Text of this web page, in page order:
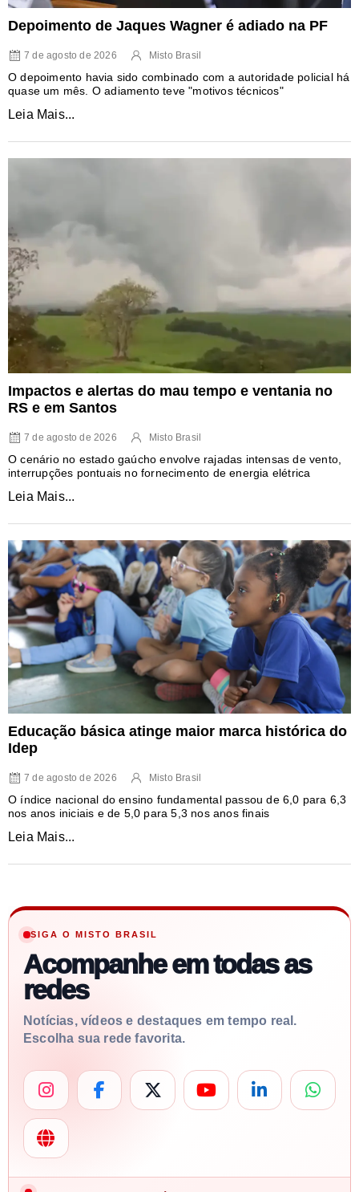
Depoimento de Jaques Wagner é adiado na PF
7 de agosto de 2026 Misto Brasil
O depoimento havia sido combinado com a autoridade policial há
quase um mês. O adiamento teve "motivos técnicos"
Leia Mais...
Impactos e alertas do mau tempo e ventania no
RS e em Santos
7 de agosto de 2026 Misto Brasil
O cenário no estado gaúcho envolve rajadas intensas de vento,
interrupções pontuais no fornecimento de energia elétrica
Leia Mais...
Educação básica atinge maior marca histórica do
Idep
7 de agosto de 2026 Misto Brasil
O índice nacional do ensino fundamental passou de 6,0 para 6,3
nos anos iniciais e de 5,0 para 5,3 nos anos finais
Leia Mais...
SIGA O MISTO BRASIL
Acompanhe em todas as
redes
Notícias, vídeos e destaques em tempo real.
Escolha sua rede favorita.